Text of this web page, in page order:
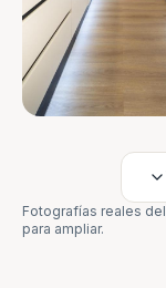
Fotografías reales
para ampliar.